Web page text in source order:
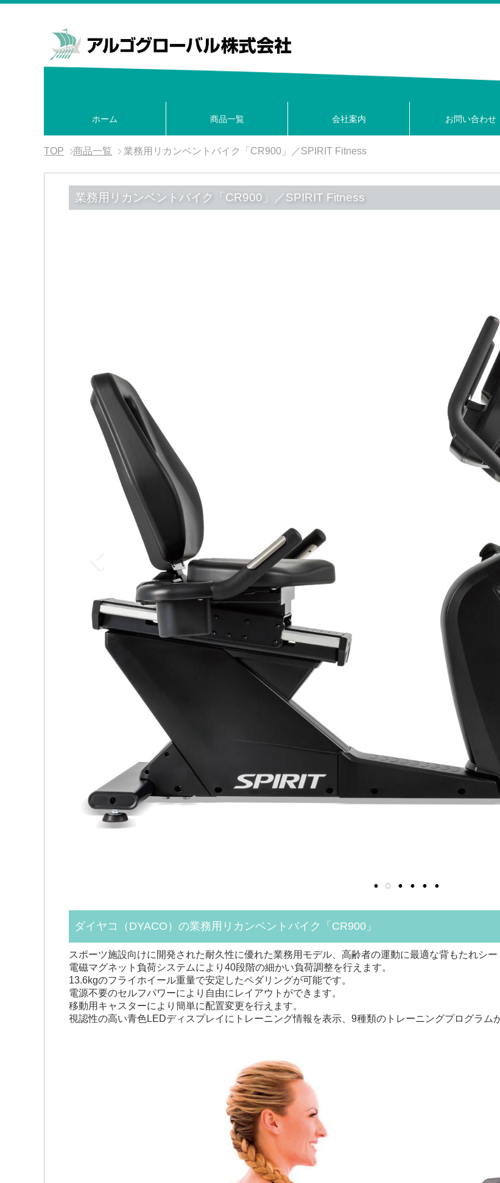
ホーム 商品一覧 会社案内 お問い合わせ
TOP 商品一覧 業務用リカンベントバイク「CR900」／SPIRIT Fitness
業務用リカンベントバイク「CR900」／SPIRIT Fitness
ダイヤコ（DYACO）の業務用リカンベントバイク「CR900」
スポーツ施設向けに開発された耐久性に優れた業務用モデル、高齢者の運動に最適な背もたれシー
電磁マグネット負荷システムにより40段階の細かい負荷調整を行えます。
13.6kgのフライホイール重量で安定したペダリングが可能です。
電源不要のセルフパワーにより自由にレイアウトができます。
移動用キャスターにより簡単に配置変更を行えます。
視認性の高い青色LEDディスプレイにトレーニング情報を表示、9種類のトレーニングプログラム